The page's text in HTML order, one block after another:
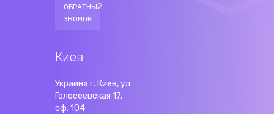
ОБРАТНЫЙ
ЗВОНОК
Киев
Украина г. Киев, ул.
Голосеевская 17,
оф. 104